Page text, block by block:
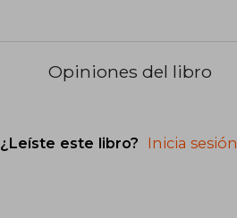
Opiniones del libro
¿Leíste este libro? Inicia sesión